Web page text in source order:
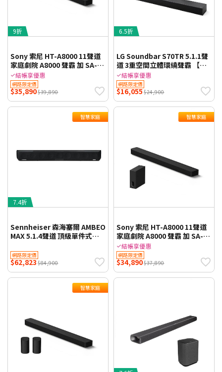
9折
Sony 索尼 HT-A8000 11聲道
家庭劇院 A8000 聲霸 加 SA-
SW3 重低音 組合 HT-
A8000+SA-SW3【智慧家庭】
結帳享優惠
網路限定價
$35,890$39,890
6.5折
LG Soundbar S70TR 5.1.1聲
道 3重空間立體環繞聲霸 【智
慧家庭】
結帳享優惠
網路限定價
$16,055$24,900
7.4折
智慧家庭
Sennheiser 森海塞爾 AMBEO
MAX 5.1.4聲道 頂級單件式家
網路限定價
$62,823$84,900
智慧家庭
Sony 索尼 HT-A8000 11聲道
家庭劇院 A8000 聲霸 加 SA-
SW7 重低音 組合 HT-
A8000+SA-SW7
結帳享優惠
網路限定價
$34,890$37,890
智慧家庭